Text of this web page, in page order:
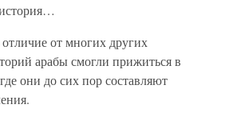
отличие от многих других
арабы смогли прижиться в
они до сих пор составляют